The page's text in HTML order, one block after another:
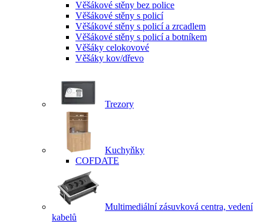
Věšákové stěny bez police
Věšákové stěny s policí
Věšákové stěny s policí a zrcadlem
Věšákové stěny s policí a botníkem
Věšáky celokovové
Věšáky kov/dřevo
Trezory
Kuchyňky
COFDATE
Multimediální zásuvková centra, vedení
kabelů